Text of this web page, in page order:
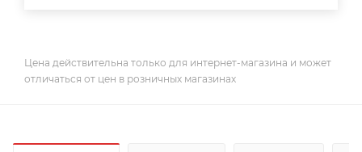
Цена действительна только для интернет-магазина и может
отличаться от цен в розничных магазинах